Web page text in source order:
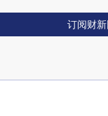
订阅财